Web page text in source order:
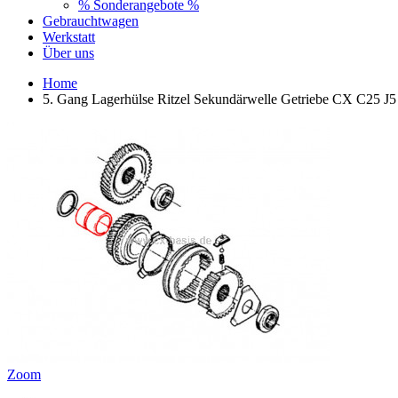
% Sonderangebote %
Gebrauchtwagen
Werkstatt
Über uns
Home
5. Gang Lagerhülse Ritzel Sekundärwelle Getriebe CX C25
Zoom